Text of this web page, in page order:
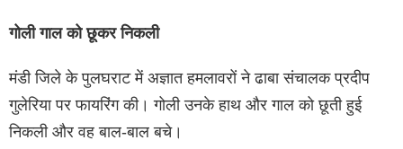
गोली गाल को छूकर निकली
मंडी जिले के पुलघराट में अज्ञात हमलावरों ने ढाबा संचालक प्रदीप
गुलेरिया पर फायरिंग की। गोली उनके हाथ और गाल को छूती हुई
निकली और वह बाल-बाल बचे।